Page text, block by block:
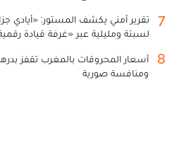
7
تقرير أمني يكشف المستور: «أيادي
لسبتة ومليلية عبر «غرفة قيادة
8
أسعار المحروقات بالمغرب تقفز
ومنافسة صورية